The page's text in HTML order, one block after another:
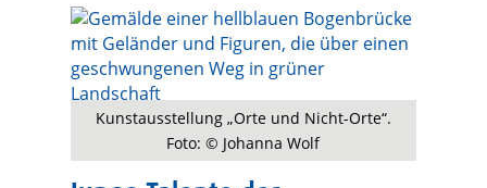
Kunstausstellung „Orte und Nicht-Orte“.
Foto: © Johanna Wolf